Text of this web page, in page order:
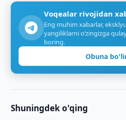
Voqealar rivojidan
Eng muhim xabarlar,
yangiliklarni o‘zingizga
boring.
Obuna
Shuningdek o'qing